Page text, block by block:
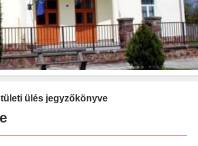
ülés jegyzőkönyve